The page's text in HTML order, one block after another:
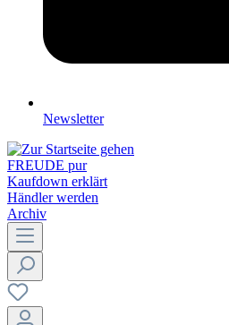
Newsletter
FREUDE pur
Kaufdown erklärt
Händler werden
Archiv